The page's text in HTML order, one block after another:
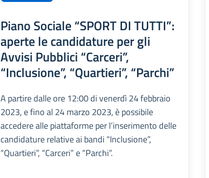
Piano Sociale “SPORT DI TUTTI”:
aperte le candidature per gli
Avvisi Pubblici “Carceri”,
“Inclusione”, “Quartieri”, “Parchi”
A partire dalle ore 12:00 di venerdì 24 febbraio
2023, e fino al 24 marzo 2023, è possibile
accedere alle piattaforme per l’inserimento delle
candidature relative ai bandi “Inclusione”,
“Quartieri”, “Carceri” e “Parchi”.